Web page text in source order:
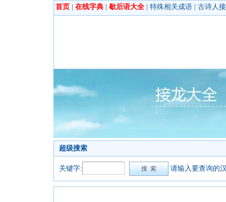
首页 在线字典 歇后语大全 特殊相关成语 古诗人
超级搜索
关键字: 请输入要查询的